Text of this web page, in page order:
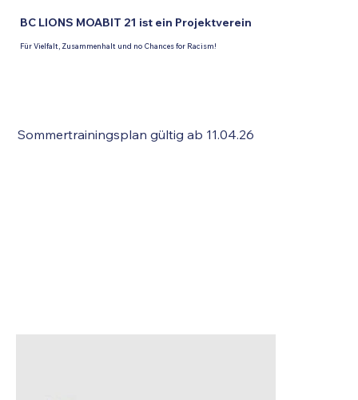
BC LIONS MOABIT 21 ist ein Projektverein
Für Vielfalt, Zusammenhalt und no Chances for Racism!
Sommertrainingsplan gültig ab 11.04.26